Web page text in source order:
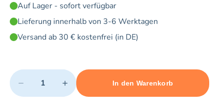
Auf Lager - sofort verfügbar
Lieferung innerhalb von 3-6 Werktagen
Versand ab 30 € kostenfrei (in DE)
Quantity
− +
Minimum quantity: 1 Maximum quantity: 3
In den Warenkorb
Add 1 item to cart